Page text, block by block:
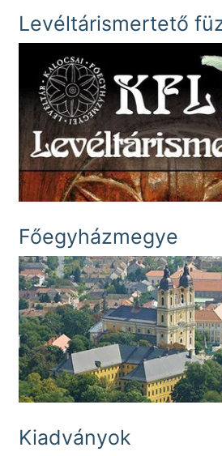
Levéltárismertető
Főegyházmegye
Kiadványok